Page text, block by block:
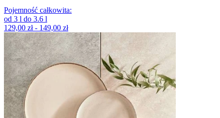
Pojemność całkowita:
od 3 l do 3.6 l
129,00 zł - 149,00 zł